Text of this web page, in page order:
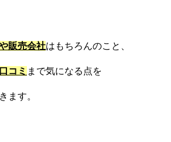
販売会社はもちろんのこと、
コミ まで気になる点を
ます。